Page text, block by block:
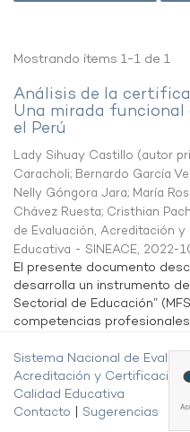
Mostrando ítems 1-1 de 1
Análisis de la
Una mirada funcional
el Perú
Lady Sihuay Castillo (autor
Caracholi; Bernardo García
Nelly Góngora Jara; María
Chávez Ruesta; Cristhian
de Evaluación, Acreditación
Educativa - SINEACE, 2022-
El presente documento
desarrolla un instrumento
Sectorial de Educación”
competencias profesionales
Sistema Nacional de
Acreditación y Certificación
Calidad Educativa
Contacto
Sugerencias